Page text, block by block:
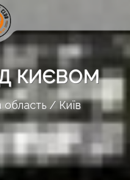
КИЄВОМ
область Київ